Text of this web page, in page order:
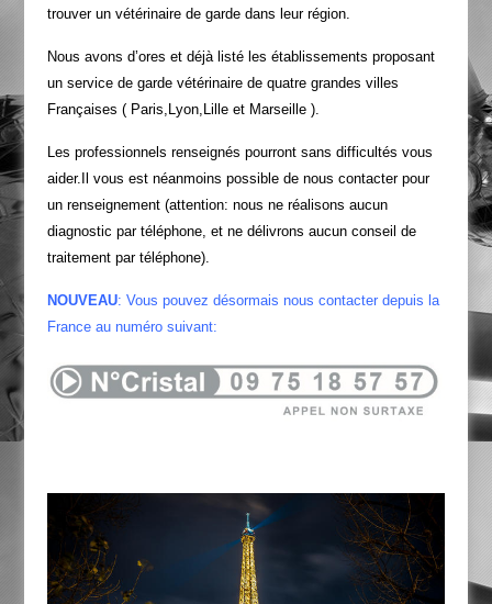
trouver un vétérinaire de garde dans leur région.
Nous avons d’ores et déjà listé les établissements proposant
un service de garde vétérinaire de quatre grandes villes
Françaises ( Paris,Lyon,Lille et Marseille ).
Les professionnels renseignés pourront sans difficultés vous
aider.Il vous est néanmoins possible de nous contacter pour
un renseignement (attention: nous ne réalisons aucun
diagnostic par téléphone, et ne délivrons aucun conseil de
traitement par téléphone).
NOUVEAU: Vous pouvez désormais nous contacter depuis la
France au numéro suivant: